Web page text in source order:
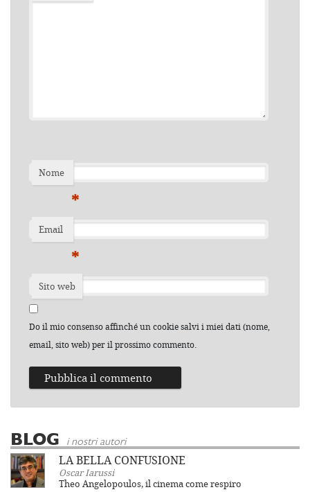
Nome
*
Email
*
Sito web
Do il mio consenso affinché un cookie salvi i miei dati (nome,
email, sito web) per il prossimo commento.
BLOG i nostri autori
LA BELLA CONFUSIONE
Oscar Iarussi
Theo Angelopoulos, il cinema come respiro